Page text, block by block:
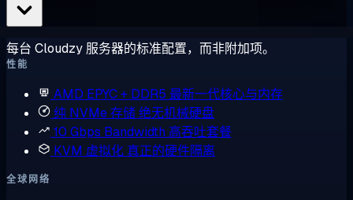
每台 Cloudzy 服务器的标准配置，而非附加项。
性能
AMD EPYC + DDR5 最新一代核心与内存
纯 NVMe 存储绝无机械硬盘
10 Gbps Bandwidth 高吞吐套餐
KVM 虚拟化 真正的硬件隔离
全球网络